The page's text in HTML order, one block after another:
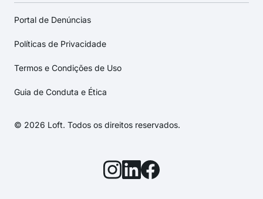
Portal de Denúncias
Políticas de Privacidade
Termos e Condições de Uso
Guia de Conduta e Ética
© 2026 Loft. Todos os direitos reservados.